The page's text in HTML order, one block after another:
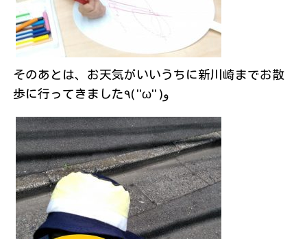
そのあとは、お天気がいいうちに新川崎までお散
歩に行ってきました٩( ''ω'' )و